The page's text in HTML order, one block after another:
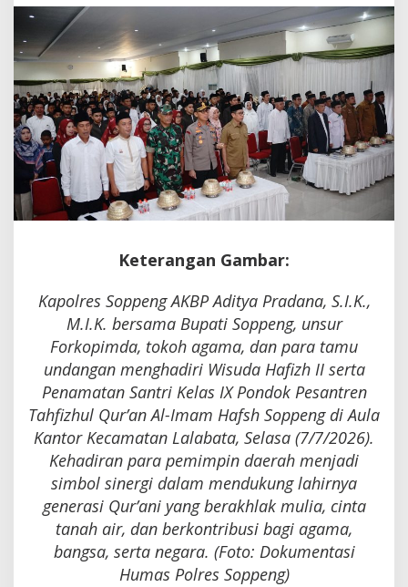
Negeri
Menghormati
Para
Penjaga
Al-
Qur'an
Keterangan Gambar:
Kapolres Soppeng AKBP Aditya Pradana, S.I.K.,
M.I.K. bersama Bupati Soppeng, unsur
Forkopimda, tokoh agama, dan para tamu
undangan menghadiri Wisuda Hafizh II serta
Penamatan Santri Kelas IX Pondok Pesantren
Tahfizhul Qur’an Al-Imam Hafsh Soppeng di Aula
Kantor Kecamatan Lalabata, Selasa (7/7/2026).
Kehadiran para pemimpin daerah menjadi
simbol sinergi dalam mendukung lahirnya
generasi Qur’ani yang berakhlak mulia, cinta
tanah air, dan berkontribusi bagi agama,
bangsa, serta negara. (Foto: Dokumentasi
Humas Polres Soppeng)